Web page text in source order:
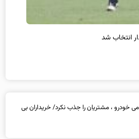
انتخاب شد
خودرو ، مشتریان را جذب نکرد/ خریداران بی